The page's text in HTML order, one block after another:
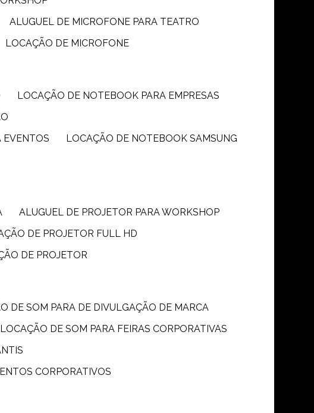
ALUGUEL DE MICROFONE PARA TEATRO
LOCAÇÃO DE MICROFONE
LOCAÇÃO DE NOTEBOOK PARA EMPRESAS
EVENTOS
LOCAÇÃO DE NOTEBOOK SAMSUNG
ALUGUEL DE PROJETOR PARA WORKSHOP
DE PROJETOR FULL HD
DE PROJETOR
DE SOM PARA DE DIVULGAÇÃO DE MARCA
LOCAÇÃO DE SOM PARA FEIRAS CORPORATIVAS
CORPORATIVOS